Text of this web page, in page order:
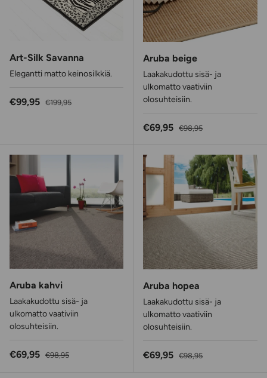
Art-Silk Savanna
Elegantti matto keinosilkkiä.
Alennushinta
€99,95 Normaalihinta
€199,95
Aruba beige
Laakakudottu sisä- ja
ulkomatto vaativiin
olosuhteisiin.
Alennushinta
€69,95 Normaalihinta
€98,95
Aruba kahvi
Laakakudottu sisä- ja
ulkomatto vaativiin
olosuhteisiin.
Alennushinta
€69,95 Normaalihinta
€98,95
Aruba hopea
Laakakudottu sisä- ja
ulkomatto vaativiin
olosuhteisiin.
Alennushinta
€69,95 Normaalihinta
€98,95